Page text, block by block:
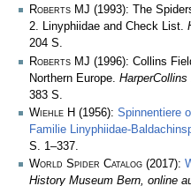
Roberts MJ (1993): The
2. Linyphiidae and Check List.
204 S.
Roberts MJ (1996): Collins
Northern Europe. HarperCollins
383 S.
Wiehle H (1956): Spinnentiere
Familie Linyphiidae-
S. 1–337.
World Spider Catalog (2017):
History Museum Bern, online